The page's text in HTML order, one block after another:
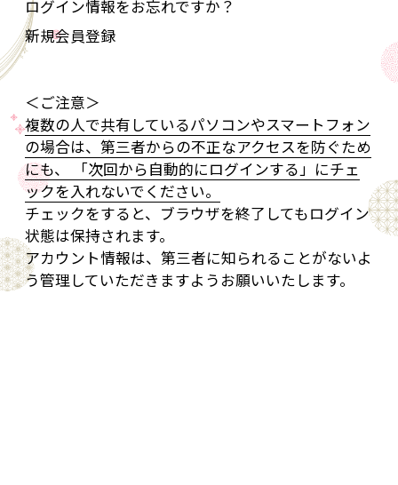
ログイン情報をお忘れですか？
新規会員登録
＜ご注意＞
複数の人で共有しているパソコンやスマートフォン
の場合は、第三者からの不正なアクセスを防ぐため
にも、 「次回から自動的にログインする」にチェ
ックを入れないでください。
チェックをすると、ブラウザを終了してもログイン
状態は保持されます。
アカウント情報は、第三者に知られることがないよ
う管理していただきますようお願いいたします。